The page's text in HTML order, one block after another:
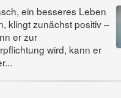
ein besseres Leben
klingt zunächst positiv –
er zur
wird, kann er